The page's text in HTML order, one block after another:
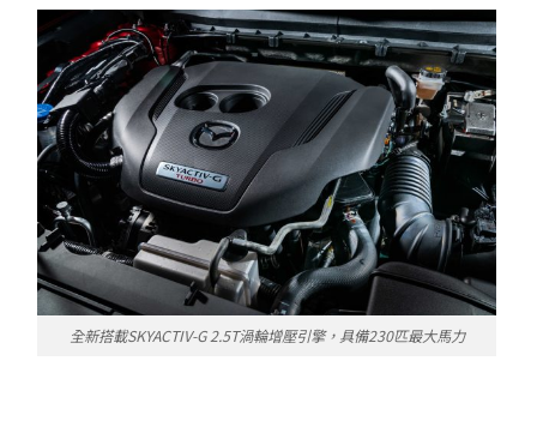
全新搭載SKYACTIV-G 2.5T渦輪增壓引擎，具備230匹最大馬力